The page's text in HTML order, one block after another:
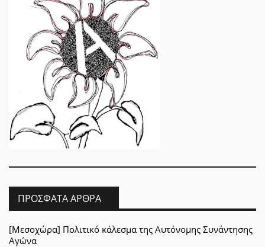
ΠΡΌΣΦΑΤΑ ΆΡΘΡΑ
[Μεσοχώρα] Πολιτικό κάλεσμα της Αυτόνομης Συνάντησης
Αγώνα